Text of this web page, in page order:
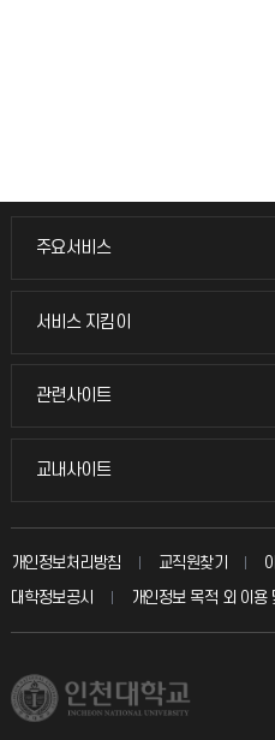
주요서비스
주요서비스
교무회의방송
입학안내
취업정보(학생)
서비스 지킴이
서비스 지킴이
묻고 답하기
칭찬마당
학생서비스 지킴이
관련사이트
관련사이트
국방헬프콜
총동문회
교내사이트
교내사이트
교수회
교육혁신본부
국제지원과
개인정보처리방침 교직원찾기
대학정보공시
개인정보 목적 외 이